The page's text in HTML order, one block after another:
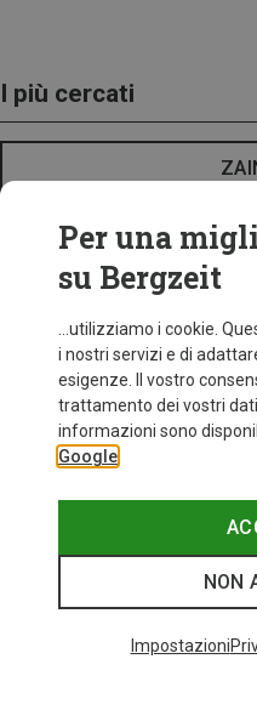
I più cercati
Per una
su Bergzeit
...utilizziamo i cookie.
i nostri servizi e di
esigenze. Il vostro
trattamento dei vostri
informazioni sono
Google
NON
Impostazioni